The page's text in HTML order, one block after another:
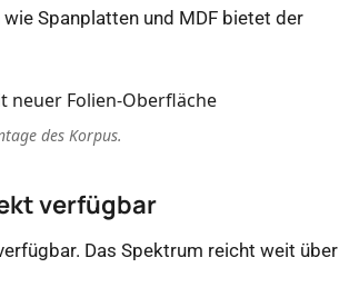
Spanplatten und MDF bietet der
des Korpus.
verfügbar
Das Spektrum reicht weit über